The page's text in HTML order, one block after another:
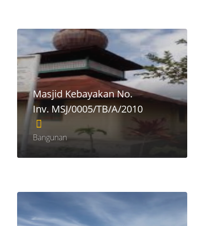
Masjid Kebayakan No.
Inv. MSJ/0005/TB/A/2010
Bangunan